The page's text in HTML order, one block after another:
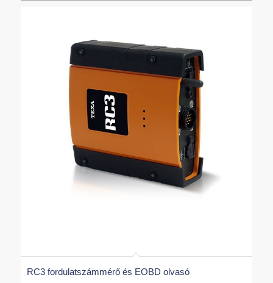
RC3 fordulatszámmérő és EOBD olvasó